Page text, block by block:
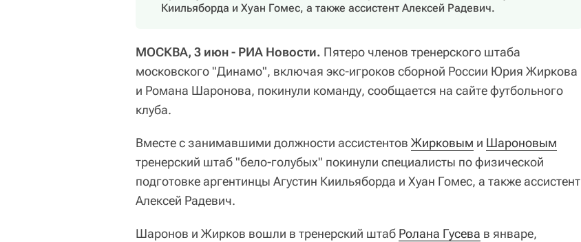
Киильяборда и Хуан Гомес, а также ассистент Алексей Радевич.
МОСКВА, 3 июн - РИА Новости. Пятеро членов тренерского штаба
московского "Динамо", включая экс-игроков сборной России Юрия Жиркова
и Романа Шаронова, покинули команду, сообщается на сайте футбольного
клуба.
Вместе с занимавшими должности ассистентов Жирковым и Шароновым
тренерский штаб "бело-голубых" покинули специалисты по физической
подготовке аргентинцы Агустин Киильяборда и Хуан Гомес, а также ассистент
Алексей Радевич.
Шаронов и Жирков вошли в тренерский штаб Ролана Гусева в январе,